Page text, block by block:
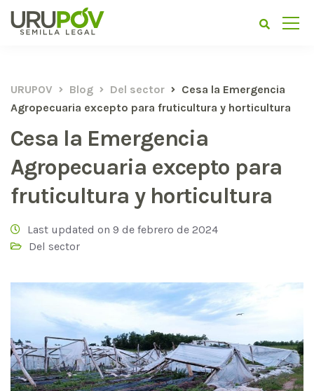
URUPOV Blog Del sector
Cesa la Emergencia
Agropecuaria excepto para fruticultura y horticultura
Cesa la Emergencia
Agropecuaria excepto para
fruticultura y horticultura
Last updated on 9 de febrero de 2024
Del sector